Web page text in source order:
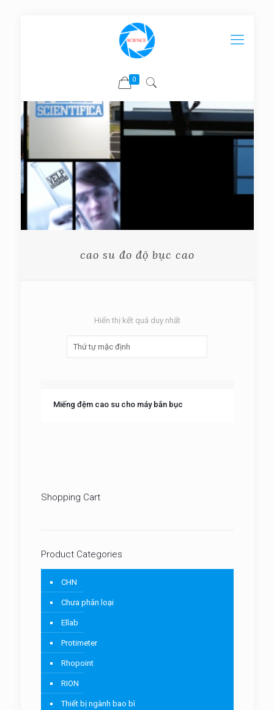
0
cao su đo độ bục cao
Hiển thị kết quả duy nhất
Miếng đệm cao su cho máy bắn bục
Shopping Cart
Product Categories
CHN
Chưa phân loại
Ellab
Protimeter
Rhopoint
RION
Thiết bị ngành bao bì